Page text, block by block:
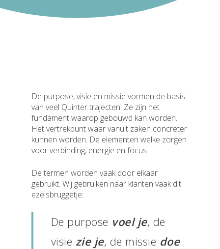
De purpose, visie en missie vormen de basis
van veel Quinter trajecten. Ze zijn het
fundament waarop gebouwd kan worden.
Het vertrekpunt waar vanuit zaken concreter
kunnen worden. De elementen welke zorgen
voor verbinding, energie en focus.
De termen worden vaak door elkaar
gebruikt. Wij gebruiken naar klanten vaak dit
ezelsbruggetje:
De purpose voel je, de
visie zie je, de missie doe